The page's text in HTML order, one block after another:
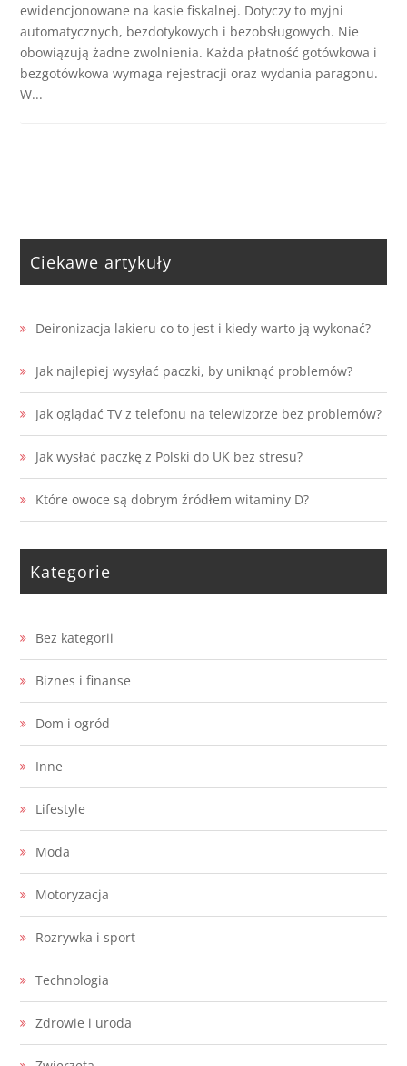
ewidencjonowane na kasie fiskalnej. Dotyczy to myjni
automatycznych, bezdotykowych i bezobsługowych. Nie
obowiązują żadne zwolnienia. Każda płatność gotówkowa i
bezgotówkowa wymaga rejestracji oraz wydania paragonu.
W...
Ciekawe artykuły
Deironizacja lakieru co to jest i kiedy warto ją wykonać?
Jak najlepiej wysyłać paczki, by uniknąć problemów?
Jak oglądać TV z telefonu na telewizorze bez problemów?
Jak wysłać paczkę z Polski do UK bez stresu?
Które owoce są dobrym źródłem witaminy D?
Kategorie
Bez kategorii
Biznes i finanse
Dom i ogród
Inne
Lifestyle
Moda
Motoryzacja
Rozrywka i sport
Technologia
Zdrowie i uroda